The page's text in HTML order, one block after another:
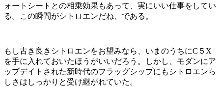
ォートシートとの相乗効果もあって、実にいい仕事をしてい
る。この瞬間がシトロエンだね、である。
もし古き良きシトロエンをお望みなら、いまのうちにC５X
を手に入れておいたほうがいいだろう。しかし、モダンにア
ップデイトされた新時代のフラッグシップにもシトロエンら
しさはしっかりと受け継がれていた。